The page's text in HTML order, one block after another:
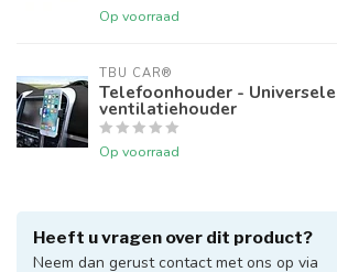
Op voorraad
TBU CAR®
Telefoonhouder - Universele
ventilatiehouder
Op voorraad
Heeft u vragen over dit product?
Neem dan gerust contact met ons op via